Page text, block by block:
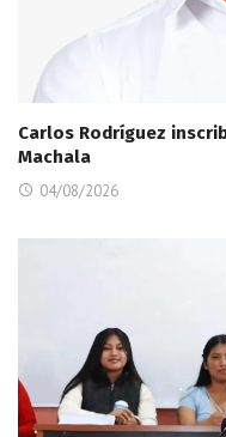
Carlos Rodríguez
Machala
04/08/2026